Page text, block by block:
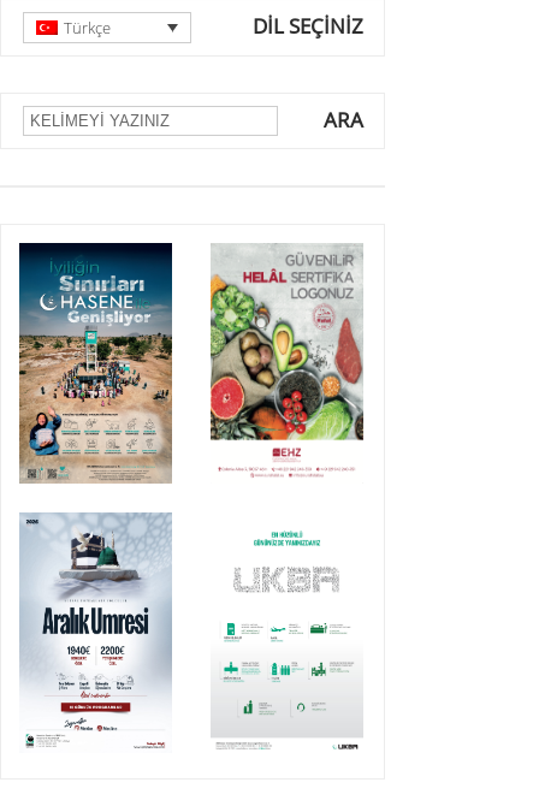
DİL SEÇİNİZ
Türkçe
ARA